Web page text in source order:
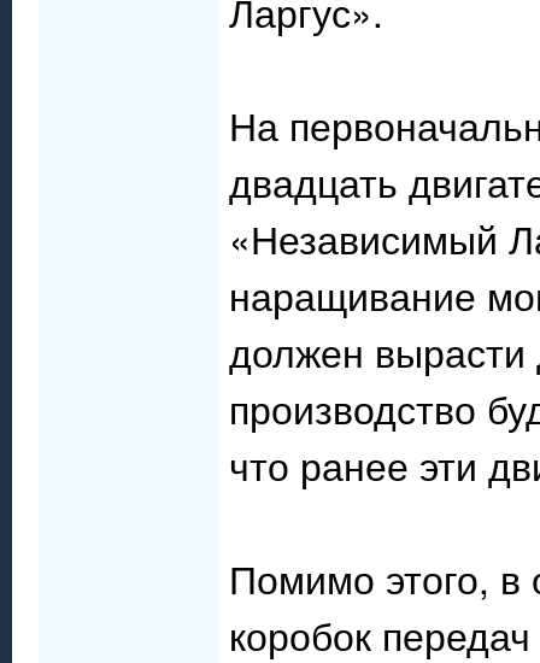
Ларгус».
На
двадцать
«Независимый
наращивание
должен вырасти
производство
что ранее эти
Помимо этого, в
коробок